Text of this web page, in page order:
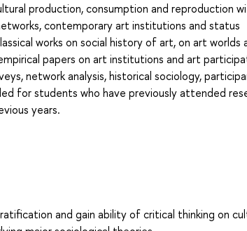
production, consumption and reproduction
contemporary art institutions and status
works on social history of art, on art worlds
papers on art institutions and art
network analysis, historical sociology,
for students who have previously attended
years.
and gain ability of critical thinking on